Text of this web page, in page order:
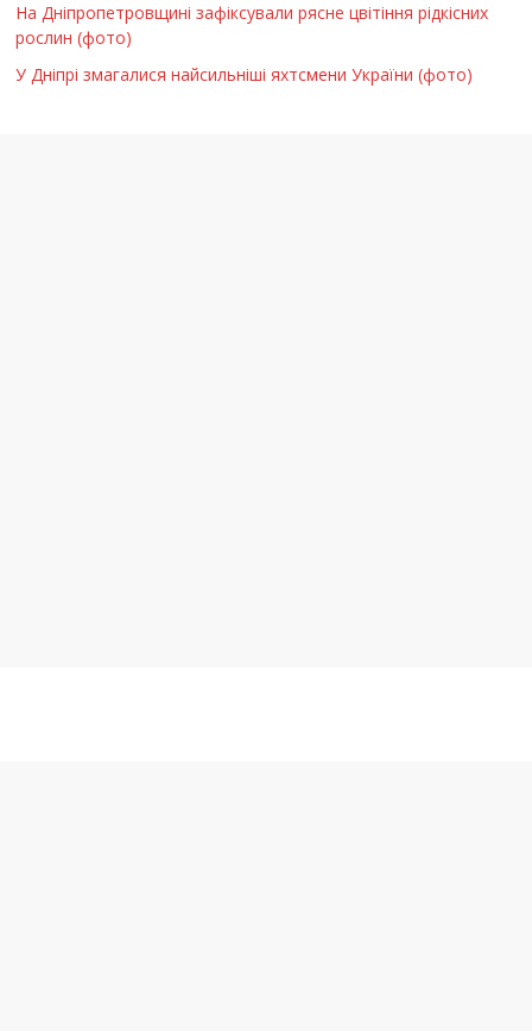
На Дніпропетровщині зафіксували рясне цвітіння рідкісних
рослин (фото)
У Дніпрі змагалися найсильніші яхтсмени України (фото)